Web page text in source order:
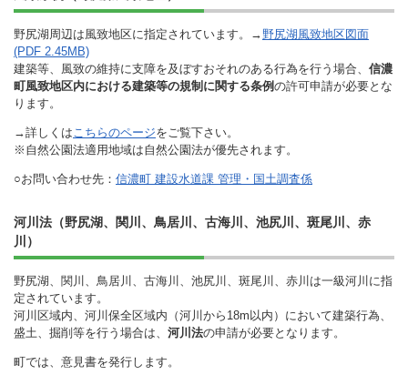
野尻湖周辺は風致地区に指定されています。→ 野尻湖風致地区図面
(PDF 2.45MB)
建築等、風致の維持に支障を及ぼすおそれのある行為を行う場合、 信濃
町風致地区内における建築等の規制に関する条例の許可申請が必要とな
ります。
→詳しくは こちらのページをご覧下さい。
※自然公園法適用地域は自然公園法が優先されます。
○お問い合わせ先： 信濃町 建設水道課 管理・国土調査係
河川法（野尻湖、関川、鳥居川、古海川、池尻川、斑尾川、赤
川）
野尻湖、関川、鳥居川、古海川、池尻川、斑尾川、赤川は一級河川に指
定されています。
河川区域内、河川保全区域内（河川から18m以内）において建築行為、
盛土、掘削等を行う場合は、 河川法の申請が必要となります。
町では、意見書を発行します。